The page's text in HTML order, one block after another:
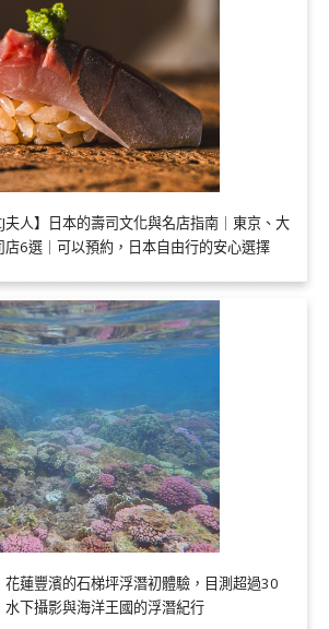
夫人】日本的壽司文化與名店指南｜東京、大
店6選｜可以預約，日本自由行的安心選擇
蓮豐濱的石梯坪浮潛初體驗，目測超過30
下攝影與海洋王國的浮潛紀行